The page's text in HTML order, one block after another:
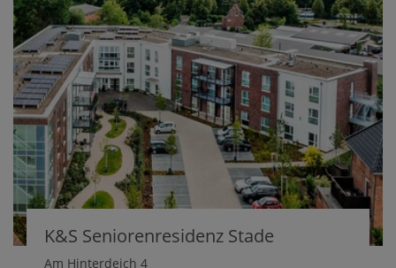
K&S Seniorenresidenz Stade
Am Hinterdeich 4